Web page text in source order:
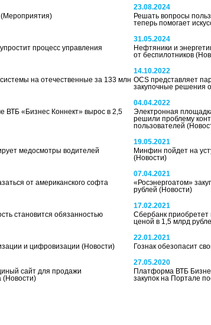
(Мероприятия)
23.08.2024
Решать вопросы
теперь помогает
процесс управления
31.05.2024
Нефтяники и
от беспилотников
на отечественные за 133 млн
14.10.2022
OCS представляет
закупочные решения
ВТБ «Бизнес Коннект» вырос в 2,5
04.04.2022
Электронная
решили проблему
пользователей
медосмотры водителей
19.05.2021
Минфин пойдет на
(Новости)
от американского софта
07.04.2021
«Росэнергоатом»
рублей (Новости)
становится обязанностью
17.02.2021
Сбербанк приобретет
ценой в 1,5 млрд
и цифровизации (Новости)
22.01.2021
Гознак обезопасит
сайт для продажи
(Новости)
27.05.2020
Платформа ВТБ
закупок на Портале